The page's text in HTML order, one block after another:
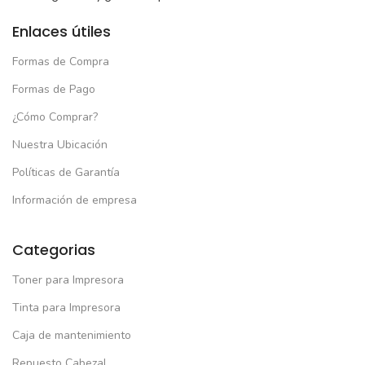
Enlaces útiles
Formas de Compra
Formas de Pago
¿Cómo Comprar?
Nuestra Ubicación
Políticas de Garantía
Información de empresa
Categorias
Toner para Impresora
Tinta para Impresora
Caja de mantenimiento